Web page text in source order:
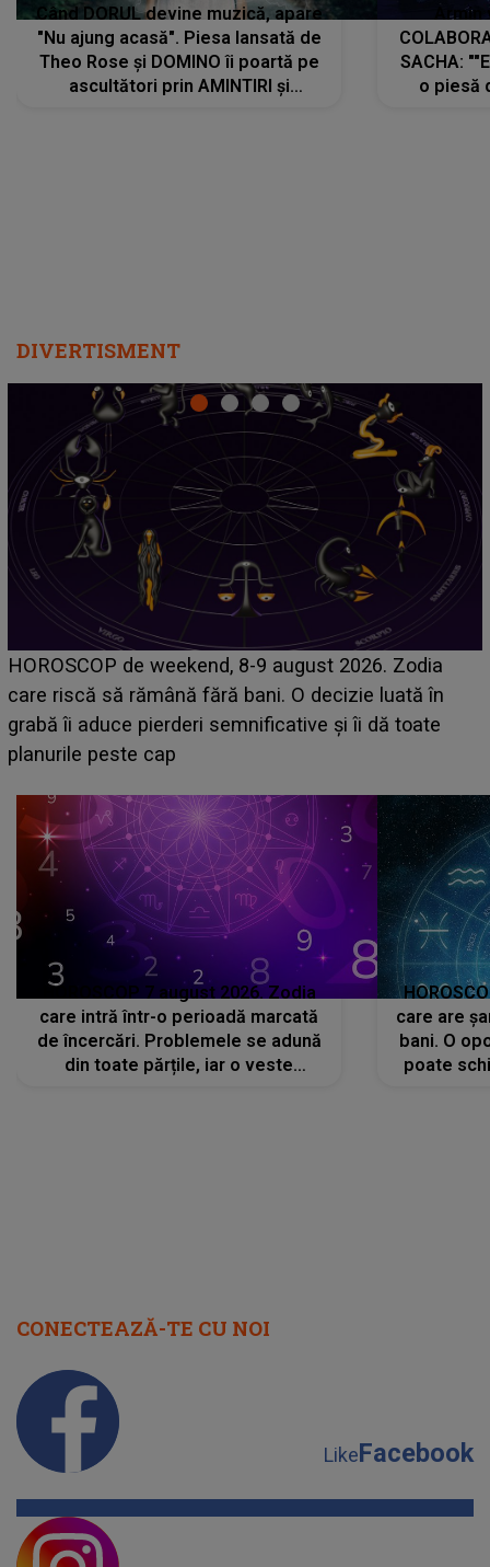
Când DORUL devine muzică, apare
"Nu ajung acasă". Piesa lansată de
Theo Rose și DOMINO îi poartă pe
ascultători prin AMINTIRI și
SACHA:
o piesă
DIVERTISMENT
Emanuel a ținut ACEST DETALIU ASCUNS până
acum! În fața Alexandrei, concurentul din Casa Iubirii
face o MĂRTURISIRE NEAȘTEPTATĂ despre mama
sa: "I-am spus și ei în față, eu nu te iubesc pentru
HOROSCOP 7 august 2026. Zodia
care intră într-o perioadă marcată
de încercări. Problemele se adună
din toate părțile, iar o veste
care are
bani. O
poate
CONECTEAZĂ-TE CU NOI
LikeFacebook